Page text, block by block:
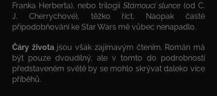
Franka Herberta), nebo trilogií Stárnoucí slunce (od C.
J. Cherrychové), těžko říct. Naopak časté
připodobňování ke Star Wars mě vůbec nenapadlo.
Čáry životajsou však zajímavým čtením. Román má
být pouze dvoudílný, ale v tomto do podrobností
představeném světě by se mohlo skrývat daleko více
příběhů.